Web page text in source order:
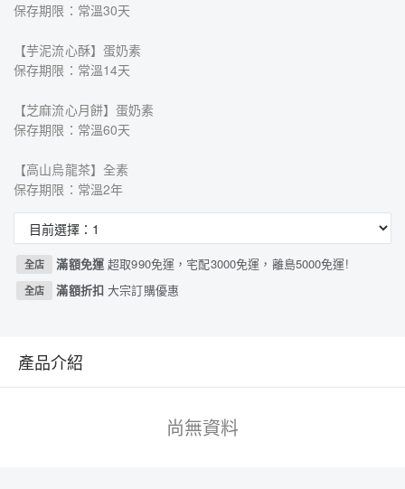
保存期限：常溫30天
【芋泥流心酥】蛋奶素
保存期限：常溫14天
【芝麻流心月餅】蛋奶素
保存期限：常溫60天
【高山烏龍茶】全素
保存期限：常溫2年
全店 滿額免運超取990免運，宅配3000免運，離島5000免運!
全店 滿額折扣大宗訂購優惠
產品介紹
尚無資料